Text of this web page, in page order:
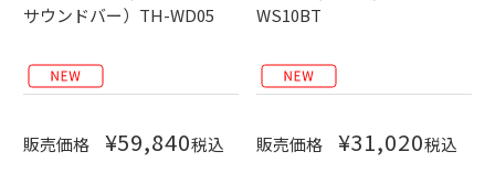
サウンドバー）TH-WD05
販売価格 ¥59,840税込
WS10BT
販売価格 ¥31,020税込